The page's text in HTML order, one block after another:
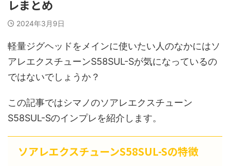
レまとめ
2024年3月9日
軽量ジグヘッドをメインに使いたい人のなかにはソ
アレエクスチューンS58SUL-Sが気になっているの
ではないでしょうか？
この記事ではシマノのソアレエクスチューン
S58SUL-Sのインプレを紹介します。
ソアレエクスチューンS58SUL-Sの特徴